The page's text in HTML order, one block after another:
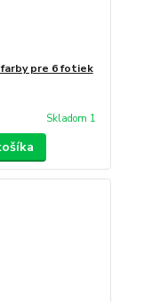
pre 6 fotiek
Skladom 1